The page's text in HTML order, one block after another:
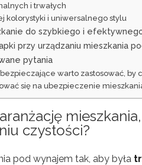
i trwałych
kolorystyki i uniwersalnego stylu
do szybkiego i
przy urządzaniu mieszkania
pytania
warto zastosować,
się na ubezpieczenie
czystości?
pod wynajem tak, aby była